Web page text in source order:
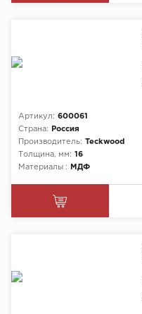
Артикул: 600061
Страна:
Россия
Производитель: Teckwood
Толщина, мм: 16
Материалы :
МДФ